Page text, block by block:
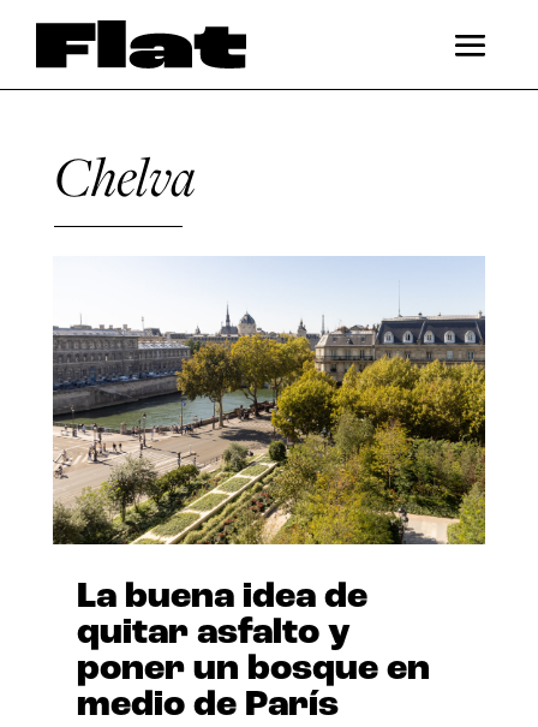
Chelva
La buena idea de
quitar asfalto y
poner un bosque en
medio de París